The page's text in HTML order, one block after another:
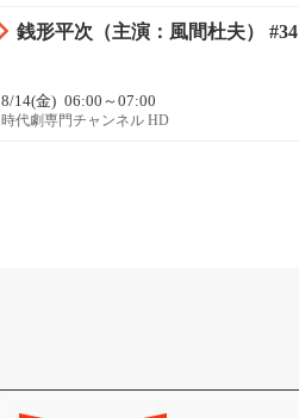
銭形平次（主演：風間杜夫） #34
8/14(金) 06:00～07:00
時代劇専門チャンネル HD